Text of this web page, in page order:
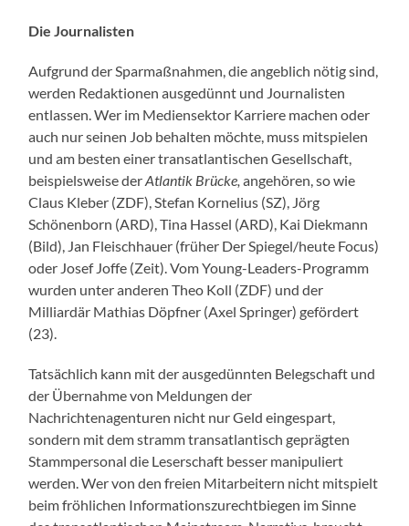
Die Journalisten
Aufgrund der Sparmaßnahmen, die angeblich nötig sind,
werden Redaktionen ausgedünnt und Journalisten
entlassen. Wer im Mediensektor Karriere machen oder
auch nur seinen Job behalten möchte, muss mitspielen
und am besten einer transatlantischen Gesellschaft,
beispielsweise derAtlantik Brücke, angehören, so wie
Claus Kleber (ZDF), Stefan Kornelius (SZ), Jörg
Schönenborn (ARD), Tina Hassel (ARD), Kai Diekmann
(Bild), Jan Fleischhauer (früher Der Spiegel/heute Focus)
oder Josef Joffe (Zeit). Vom Young-Leaders-Programm
wurden unter anderen Theo Koll (ZDF) und der
Milliardär Mathias Döpfner (Axel Springer) gefördert
(23).
Tatsächlich kann mit der ausgedünnten Belegschaft und
der Übernahme von Meldungen der
Nachrichtenagenturen nicht nur Geld eingespart,
sondern mit dem stramm transatlantisch geprägten
Stammpersonal die Leserschaft besser manipuliert
werden. Wer von den freien Mitarbeitern nicht mitspielt
beim fröhlichen Informationszurechtbiegen im Sinne